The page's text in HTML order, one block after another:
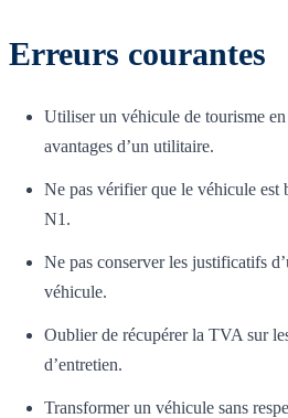
Erreurs courantes
Utiliser un véhicule de tourisme
avantages d’un utilitaire.
Ne pas vérifier que le véhicule est
N1.
Ne pas conserver les justificatifs
véhicule.
Oublier de récupérer la TVA sur
d’entretien.
Transformer un véhicule sans